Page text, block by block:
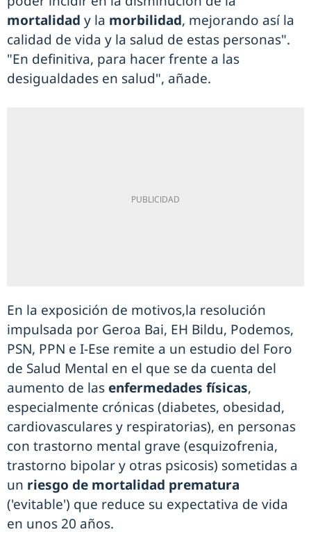
mortalidad y la morbilidad, mejorando así la
calidad de vida y la salud de estas personas".
"En definitiva, para hacer frente a las
desigualdades en salud", añade.
En la exposición de motivos,la resolución
impulsada por Geroa Bai, EH Bildu, Podemos,
PSN, PPN e I-Ese remite a un estudio del Foro
de Salud Mental en el que se da cuenta del
aumento de las enfermedades físicas,
especialmente crónicas (diabetes, obesidad,
cardiovasculares y respiratorias), en personas
con trastorno mental grave (esquizofrenia,
trastorno bipolar y otras psicosis) sometidas a
un riesgo de mortalidad prematura
('evitable') que reduce su expectativa de vida
en unos 20 años.